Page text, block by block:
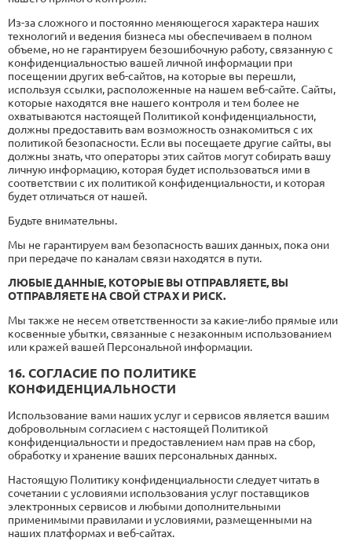
Из-за сложного и постоянно меняющегося характера наших
технологий и ведения бизнеса мы обеспечиваем в полном
объеме, но не гарантируем безошибочную работу, связанную с
конфиденциальностью вашей личной информации при
посещении других веб-сайтов, на которые вы перешли,
используя ссылки, расположенные на нашем веб-сайте. Сайты,
которые находятся вне нашего контроля и тем более не
охватываются настоящей Политикой конфиденциальности,
должны предоставить вам возможность ознакомиться с их
политикой безопасности. Если вы посещаете другие сайты, вы
должны знать, что операторы этих сайтов могут собирать вашу
личную информацию, которая будет использоваться ими в
соответствии с их политикой конфиденциальности, и которая
будет отличаться от нашей.
Будьте внимательны.
Мы не гарантируем вам безопасность ваших данных, пока они
при передаче по каналам связи находятся в пути.
ЛЮБЫЕ ДАННЫЕ, КОТОРЫЕ ВЫ ОТПРАВЛЯЕТЕ, ВЫ
ОТПРАВЛЯЕТЕ НА СВОЙ СТРАХ И РИСК.
Мы также не несем ответственности за какие-либо прямые или
косвенные убытки, связанные с незаконным использованием
или кражей вашей Персональной информации.
16. СОГЛАСИЕ ПО ПОЛИТИКЕ
КОНФИДЕНЦИАЛЬНОСТИ
Использование вами наших услуг и сервисов является вашим
добровольным согласием с настоящей Политикой
конфиденциальности и предоставлением нам прав на сбор,
обработку и хранение ваших персональных данных.
Настоящую Политику конфиденциальности следует читать в
сочетании с условиями использования услуг поставщиков
электронных сервисов и любыми дополнительными
применимыми правилами и условиями, размещенными на
наших платформах и веб-сайтах.